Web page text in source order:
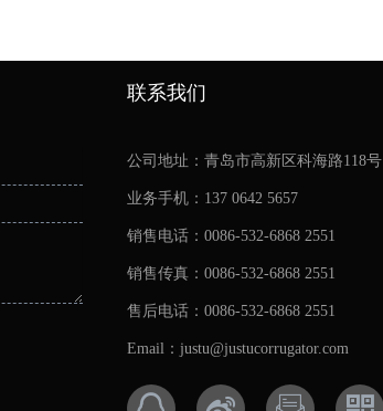
联系我们
公司地址：青岛市高新区科海路118号
业务手机：137 0642 5657
销售电话：0086-532-6868 2551
销售传真：0086-532-6868 2551
售后电话：0086-532-6868 2551
Email：justu@justucorrugator.com